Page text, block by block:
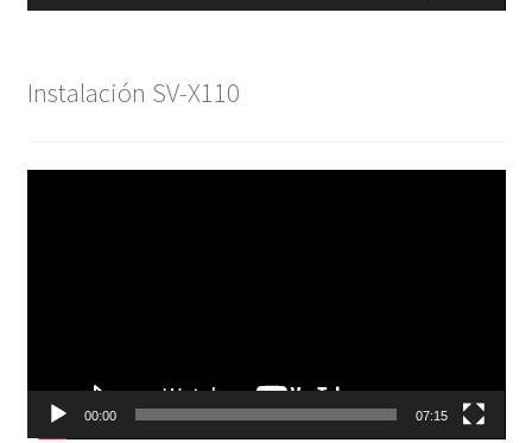
Instalación SV-X110
00:00 07:15